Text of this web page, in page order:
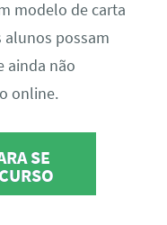
modelo de carta
alunos possam
ainda não
online.
SE